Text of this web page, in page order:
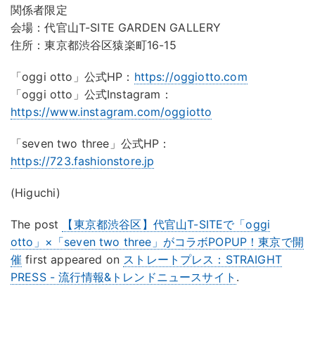
関係者限定
会場：代官山T-SITE GARDEN GALLERY
住所：東京都渋谷区猿楽町16-15
「oggi otto」公式HP： https://oggiotto.com
「oggi otto」公式Instagram：
https://www.instagram.com/oggiotto
「seven two three」公式HP：
https://723.fashionstore.jp
(Higuchi)
The post
【東京都渋谷区】代官山T-SITEで「oggi
otto」×「seven two three」がコラボPOPUP！東京で開
催 first appeared on ストレートプレス：STRAIGHT
PRESS - 流行情報&トレンドニュースサイト .